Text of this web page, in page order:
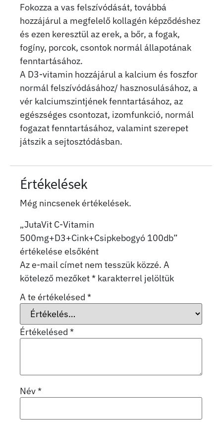
Fokozza a vas felszívódását, továbbá
hozzájárul a megfelelő kollagén képződéshez
és ezen keresztül az erek, a bőr, a fogak,
fogíny, porcok, csontok normál állapotának
fenntartásához.
A D3-vitamin hozzájárul a kalcium és foszfor
normál felszívódásához/ hasznosulásához, a
vér kalciumszintjének fenntartásához, az
egészséges csontozat, izomfunkció, normál
fogazat fenntartásához, valamint szerepet
játszik a sejtosztódásban.
Értékelések
Még nincsenek értékelések.
„JutaVit C-Vitamin
500mg+D3+Cink+Csipkebogyó 100db”
értékelése elsőként
Az e-mail címet nem tesszük közzé. A
kötelező mezőket* karakterrel jelöltük
A te értékelésed *
Értékelésed *
Név*